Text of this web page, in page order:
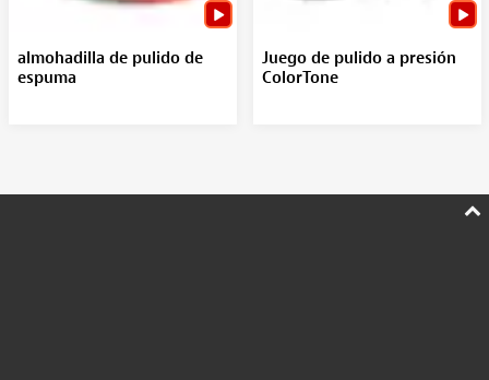
almohadilla de pulido de
espuma
Juego de pulido a presión
ColorTone